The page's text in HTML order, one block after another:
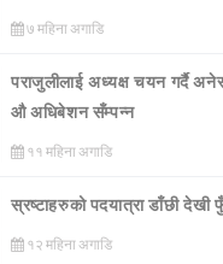
७ महिना अगाडि
पराजुलीलाई अध्यक्ष चयन गर्दै
औ अधिबेशन सँम्पन्न
११ महिना अगाडि
स्रष्टाहरुको पदयात्रा डाँछी देखी
१२ महिना अगाडि